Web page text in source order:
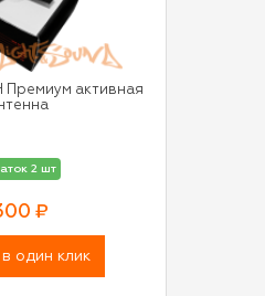
активная
2 шт
₽
в один клик